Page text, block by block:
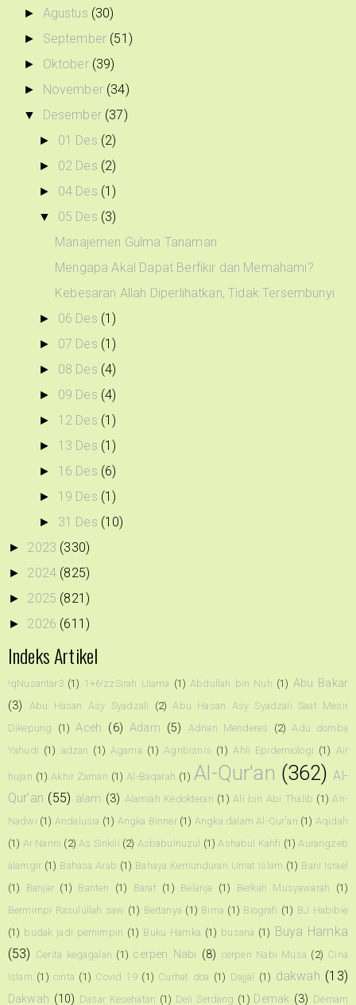
► Agustus (30)
► September (51)
► Oktober (39)
► November (34)
▼ Desember (37)
► 01 Des (2)
► 02 Des (2)
► 04 Des (1)
▼ 05 Des (3)
Manajemen Gulma Tanaman
Mengapa Akal Dapat Berfikir dan Memahami?
Kebesaran Allah Diperlihatkan, Tidak Tersembunyi
► 06 Des (1)
► 07 Des (1)
► 08 Des (4)
► 09 Des (4)
► 12 Des (1)
► 13 Des (1)
► 16 Des (6)
► 19 Des (1)
► 31 Des (10)
► 2023 (330)
► 2024 (825)
► 2025 (821)
► 2026 (611)
Indeks Artikel
!qNusantar3 (1) 1+6!zzSirah Ulama (1) Abdullah bin Nuh (1) Abu Bakar
(3)
Abu Hasan Asy Syadzali (2) Abu Hasan Asy Syadzali Saat Mesir
Dikepung
(1) Aceh (6) Adam (5) Adnan Menderes (2) Adu domba
Yahudi (1) adzan (1) Agama (1) Agribisnis (1) Ahli Epidemiologi (1) Air
hujan (1) Akhir Zaman (1) Al-Baqarah (1) Al-Qur'an (362) Al-
Qur’an (55) alam (3) Alamiah Kedokteran (1) Ali bin Abi Thalib (1) An-
Nadwi (1) Andalusia (1) Angka Binner (1) Angka dalam Al-Qur'an (1) Aqidah
(1) Ar Narini (2) As Sinkili (2) Asbabulnuzul (1) Ashabul Kahfi (1) Aurangzeb
alamgir (1) Bahasa Arab (1) Bahaya Kemunduran Umat Islam (1) Bani Israel
(1)
Banjar (1) Banten (1) Barat (1) Belanja (1) Berkah Musyawarah
(1)
Bermimpi Rasulullah saw (1) Bertanya (1) Bima (1) Biografi (1) BJ Habibie
(1) budak jadi pemimpin (1) Buku Hamka (1) busana (1) Buya Hamka
(53) Cerita kegagalan (1) cerpen Nabi (8) cerpen Nabi Musa (2) Cina
Islam (1) cinta (1) Covid 19 (1) Curhat doa (1) Dajjal (1) dakwah (13)
Dakwah (10) Dasar Kesehatan (1) Deli Serdang (1) Demak (3) Demam